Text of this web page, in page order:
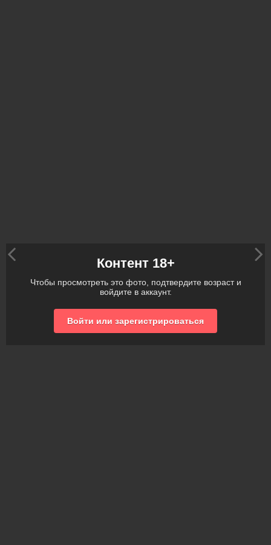
Контент 18+
Чтобы просмотреть это фото, подтвердите возраст и
войдите в аккаунт.
Войти или зарегистрироваться